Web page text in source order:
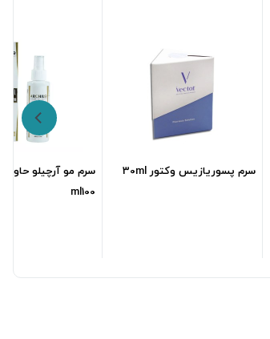
سرم پسوریازیس وکتور 30ml
سرم مو آرچیلو حاوی
ml100